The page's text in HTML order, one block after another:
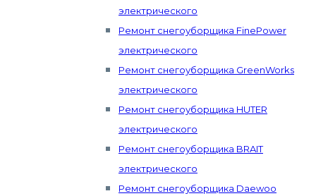
электрического
Ремонт снегоуборщика FinePower
электрического
Ремонт снегоуборщика GreenWorks
электрического
Ремонт снегоуборщика HUTER
электрического
Ремонт снегоуборщика BRAIT
электрического
Ремонт снегоуборщика Daewoo